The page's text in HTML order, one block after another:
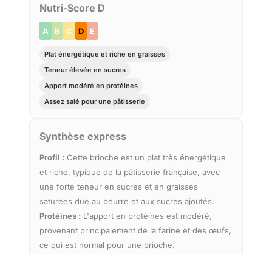
Nutri-Score D
A B C D E
Plat énergétique et riche en graisses
Teneur élevée en sucres
Apport modéré en protéines
Assez salé pour une pâtisserie
Synthèse express
Profil : Cette brioche est un plat très énergétique
et riche, typique de la pâtisserie française, avec
une forte teneur en sucres et en graisses
saturées due au beurre et aux sucres ajoutés.
Protéines : L'apport en protéines est modéré,
provenant principalement de la farine et des œufs,
ce qui est normal pour une brioche.